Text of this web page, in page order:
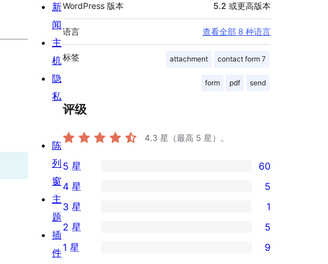
WordPress 版本 5.2 或更高版本
语言 查看全部 8 种语言
标签 attachment contact form 7
form pdf send
评级
4.3 星（最高 5 星）。
60
条
5
星
评
5 星 60
条
4
星
4 星 5
1
条
3
3 星 1
条
2 星 5
1 星 9
新
闻
主
机
隐
私
陈
列
窗
主
题
插
件